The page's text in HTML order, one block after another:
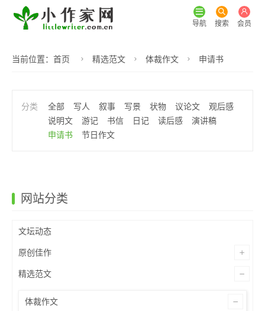
导航 搜索 会员
当前位置： 首页 精选范文 体裁作文 申请书
全部 写人 叙事 写景 状物 议论文
观后感
说明文
游记 书信 日记 读后感
演讲稿
申请书
节日作文
网站分类
文坛动态
原创佳作
精选范文
体裁作文